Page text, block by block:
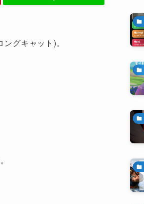
グキャット)。